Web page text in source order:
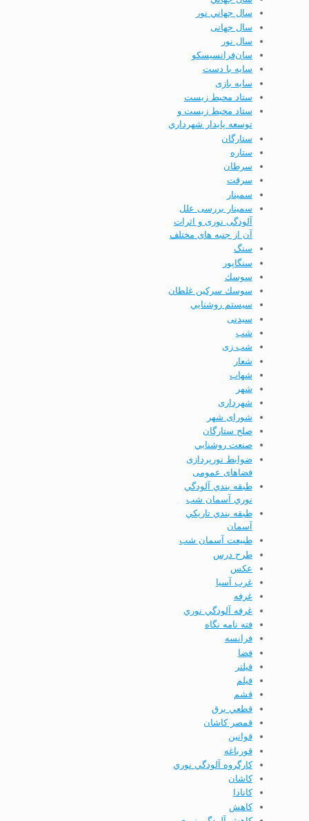
سال جهاني نور
سال جهانی
سال نور
سان‌فرانسیسکو
سایه با دست
سایه بازی
ستاد محيط زيست
ستاد محيط زيست و
توسعه پايدار شهرداري
ستارگان
ستاره
سرطان
سرقت
سمینار
سمینار بررسی علل
آلودگی نوری و اثرات
آن از جنبه­ های مختلف
سنگ
سنگاپور
سوسك
سوسك سركين غلطان
سيستم روشنايي
سیدنی
شب
شب زی
شعار
شهاب
شهر
شهرداری
شورای شهر
صلح ستارگان
صنعت روشنايي
ضوابط نورپردازی
فضاهای عمومی
طبقه بندي آلودگي
نوري آسمان شب
طبقه بندي تاريكي
آسمان
طبیعت آسمان شب
طرح درس
عكس
غرب آسیا
غرفه
غرفه آلودگي نوري
فته نامه نگاه
فرانسه
فضا
فيلتر
فیلم
قشم
قطعي برق
قمصر كاشان
قوانين
قورباغه
كارگروه آلودگي نوري
كاشان
كانادا
كاهش